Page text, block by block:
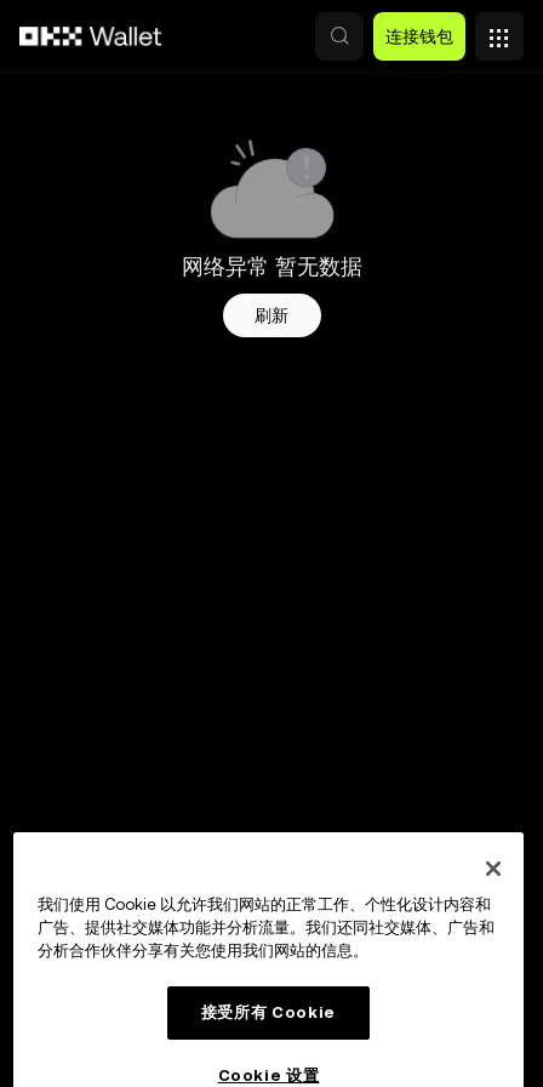
连接钱包
网络异常 暂无数据
刷新
我们使用 Cookie 以允许我们网站的正常工作、个性化设计内容和
广告、提供社交媒体功能并分析流量。我们还同社交媒体、广告和
分析合作伙伴分享有关您使用我们网站的信息。
接受所有 Cookie
Cookie 设置